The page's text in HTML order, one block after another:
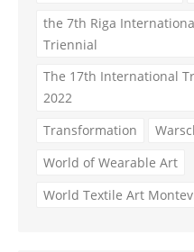
the 7th Riga
Triennial
The 17th International
2022
Transformation
World of Wearable Art
World Textile Art